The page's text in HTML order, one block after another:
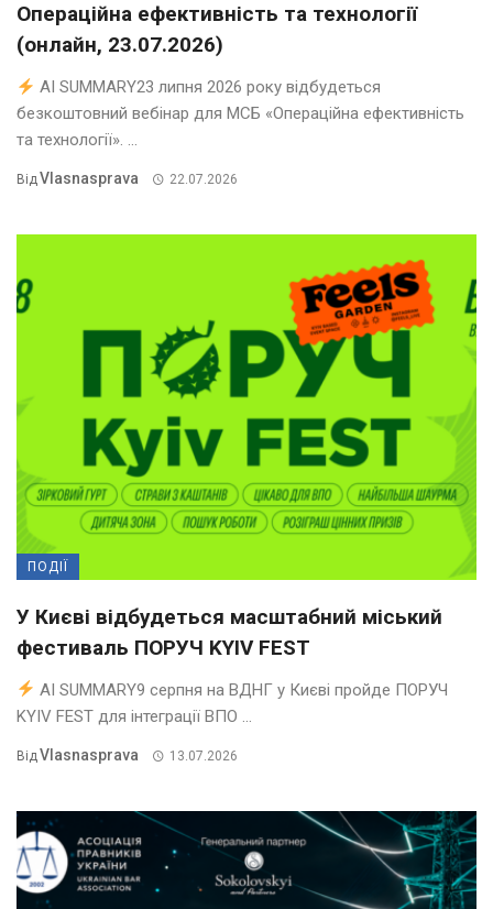
Операційна ефективність та технології
(онлайн, 23.07.2026)
AI SUMMARY23 липня 2026 року відбудеться
безкоштовний вебінар для МСБ «Операційна ефективність
та технології». ...
ВідVlasnasprava 22.07.2026
ПОДІЇ
У Києві відбудеться масштабний міський
фестиваль ПОРУЧ KYIV FEST
AI SUMMARY9 серпня на ВДНГ у Києві пройде ПОРУЧ
KYIV FEST для інтеграції ВПО ...
ВідVlasnasprava 13.07.2026